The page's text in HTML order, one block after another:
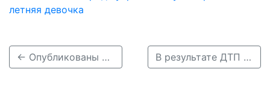
летняя девочка
← Опубликованы фото страшного ДТП в Лысковском районе В результате ДТП нижегородский водитель врезался в жилой дом →